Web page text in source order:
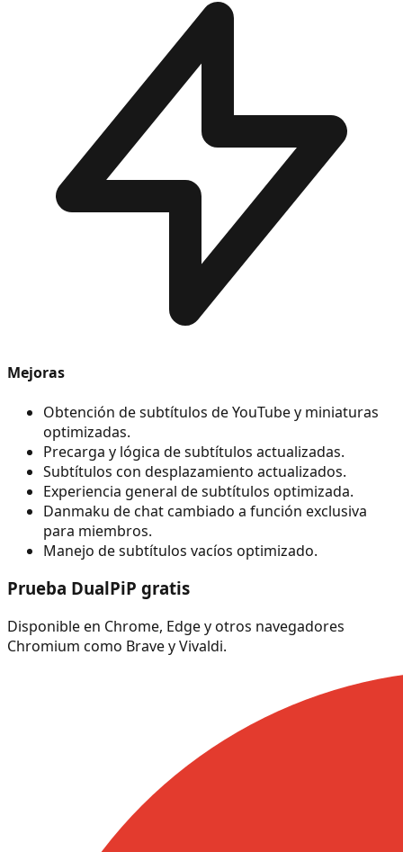
Mejoras
Obtención de subtítulos de YouTube y miniaturas
optimizadas.
Precarga y lógica de subtítulos actualizadas.
Subtítulos con desplazamiento actualizados.
Experiencia general de subtítulos optimizada.
Danmaku de chat cambiado a función exclusiva
para miembros.
Manejo de subtítulos vacíos optimizado.
Prueba DualPiP gratis
Disponible en Chrome, Edge y otros navegadores
Chromium como Brave y Vivaldi.